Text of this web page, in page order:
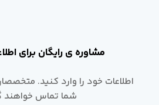
مشاوره ی رایگان برای
اطلاعات خود را وارد کنید.
شما تماس خواهند